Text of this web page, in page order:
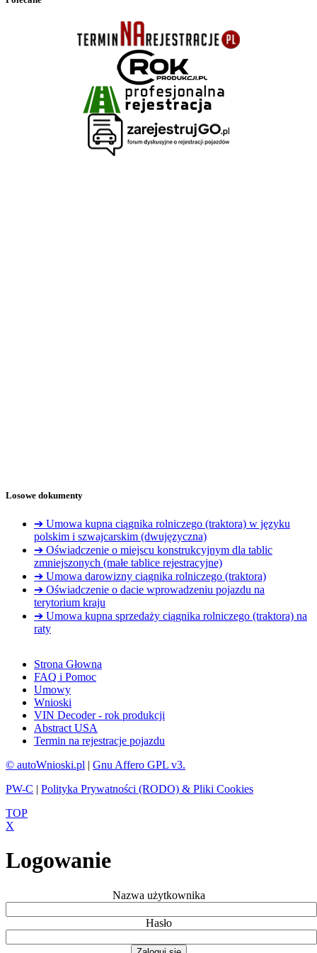
Losowe dokumenty
➔ Umowa kupna ciągnika rolniczego (traktora) w języku
polskim i szwajcarskim (dwujęzyczna)
➔ Oświadczenie o miejscu konstrukcyjnym dla tablic
zmniejszonych (małe tablice rejestracyjne)
➔ Umowa darowizny ciągnika rolniczego (traktora)
➔ Oświadczenie o dacie wprowadzeniu pojazdu na
terytorium kraju
➔ Umowa kupna sprzedaży ciągnika rolniczego (traktora) na
raty
Strona Głowna
FAQ i Pomoc
Umowy
Wnioski
VIN Decoder - rok produkcji
Abstract USA
Termin na rejestracje pojazdu
© autoWnioski.pl | Gnu Affero GPL v3.
PW-C | Polityka Prywatności (RODO) & Pliki Cookies
TOP
X
Logowanie
Nazwa użytkownika
Hasło